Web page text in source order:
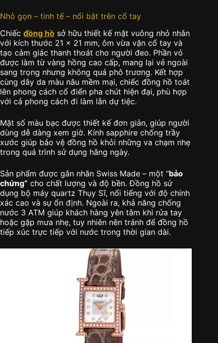
Nhỏ gọn – tinh tế – nổi bật trên cổ tay
Chiếc đồng hồ sở hữu thiết kế mặt vuông nhỏ nhắn
với kích thước 21 x 21 mm, ôm vừa vặn cổ tay và
tạo cảm giác thanh thoát cho người đeo. Phần vỏ
được làm từ vàng hồng cao cấp, mang lại vẻ ngoài
sang trọng nhưng không quá phô trương. Kết hợp
cùng dây da màu nâu mềm mại, chiếc đồng hồ toát
lên phong cách cổ điển pha chút hiện đại, phù hợp
với cả phong cách đi làm lẫn dự tiệc.
Mặt số màu bạc được thiết kế đơn giản, giúp người
dùng dễ dàng xem giờ. Kính sapphire chống trầy
xước giúp bảo vệ đồng hồ khỏi những va chạm nhẹ
trong quá trình sử dụng hằng ngày.
Sản phẩm được gắn nhãn Swiss Made – một “bảo
chứng” cho chất lượng và độ bền. Đồng hồ sử
dụng bộ máy quartz Thụy Sĩ, nổi tiếng với độ chính
xác cao và sự ổn định. Ngoài ra, khả năng chống
nước 3 ATM giúp khách hàng yên tâm khi rửa tay
hoặc gặp mưa nhẹ, tuy nhiên nên tránh để đồng hồ
tiếp xúc trực tiếp với nước trong thời gian dài.